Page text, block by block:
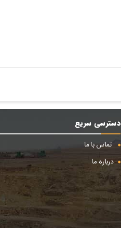
دسترسی سریع
تماس با ما
درباره ما